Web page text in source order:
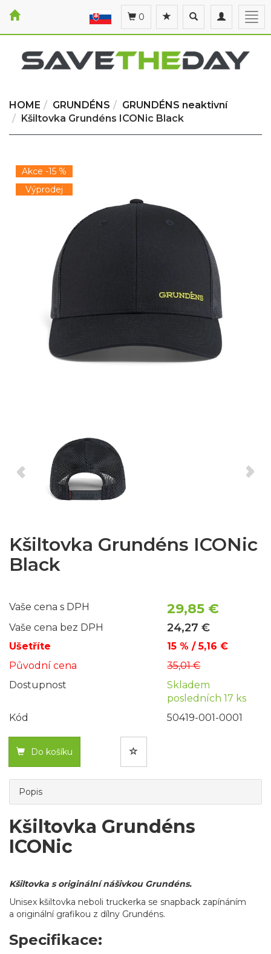
Toggle
navigation
Toggle
search
0
HOME GRUNDÉNS
GRUNDÉNS neaktivní
Kšiltovka Grundéns ICONic Black
Akce -15 %
Výprodej
Kšiltovka Grundéns ICONic
Black
Vaše cena s DPH 29,85 €
Vaše cena bez DPH 24,27 €
Ušetříte
15 % / 5,16 €
Původní cena
35,01 €
Dostupnost
Skladem
posledních 17 ks
Kód
50419-001-0001
Do košíku
Popis
Kšiltovka Grundéns
ICONic
Kšiltovka s originální nášivkou Grundéns.
Unisex kšiltovka neboli truckerka se snapback zapínáním
a originální grafikou z dílny Grundéns.
Specifikace: